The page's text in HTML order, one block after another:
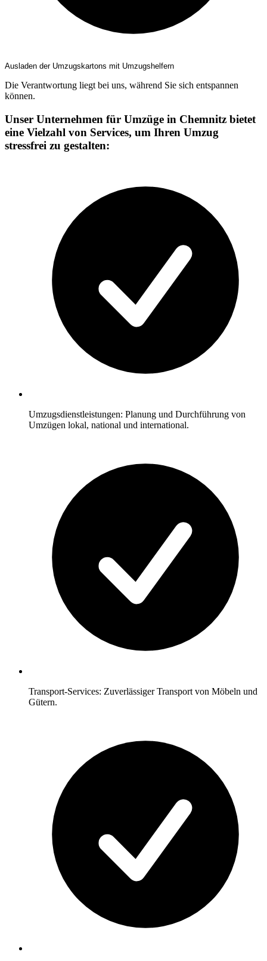
Ausladen der Umzugskartons mit Umzugshelfern
Die Verantwortung liegt bei uns, während Sie sich entspannen
können.
Unser Unternehmen für Umzüge in Chemnitz bietet
eine Vielzahl von Services, um Ihren Umzug
stressfrei zu gestalten:
Umzugsdienstleistungen: Planung und Durchführung von
Umzügen lokal, national und international.
Transport-Services: Zuverlässiger Transport von Möbeln und
Gütern.